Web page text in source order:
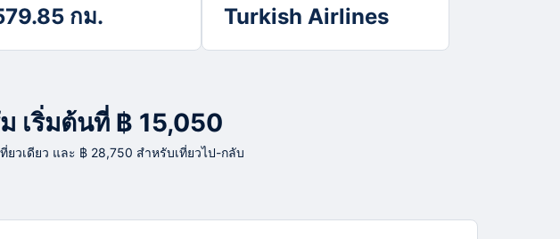
กม. Turkish Airlines
เริ่มต้นที่ ฿ 15,050
วเดียว และ ฿ 28,750 สำหรับเที่ยวไป-กลับ